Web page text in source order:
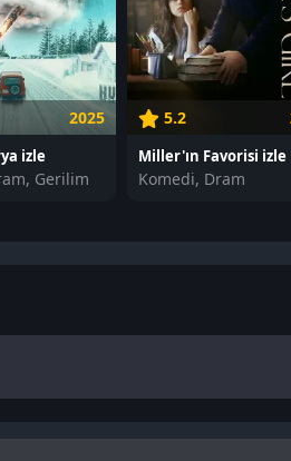
2025
izle
Gerilim
5.2
Miller'ın Favorisi izle
Komedi, Dram